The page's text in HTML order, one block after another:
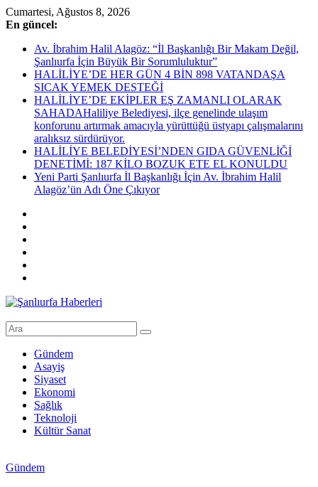
Skip
to
Cumartesi, Ağustos 8, 2026
En güncel:
Av. İbrahim Halil Alagöz: “İl Başkanlığı Bir Makam Değil,
Şanlıurfa İçin Büyük Bir Sorumluluktur”
HALİLİYE’DE HER GÜN 4 BİN 898 VATANDAŞA
SICAK YEMEK DESTEĞİ
HALİLİYE’DE EKİPLER EŞ ZAMANLI OLARAK
SAHADAHaliliye Belediyesi, ilçe genelinde ulaşım
konforunu artırmak amacıyla yürüttüğü üstyapı çalışmalarını
aralıksız sürdürüyor.
HALİLİYE BELEDİYESİ’NDEN GIDA GÜVENLİĞİ
DENETİMİ: 187 KİLO BOZUK ETE EL KONULDU
Yeni Parti Şanlıurfa İl Başkanlığı İçin Av. İbrahim Halil
Alagöz’ün Adı Öne Çıkıyor
Şanlıurfa
Dakika
Şanlıurfa
Haberleri
Gündem
Asayiş
Siyaset
Ekonomi
Sağlık
Teknoloji
Kültür Sanat
Gündem